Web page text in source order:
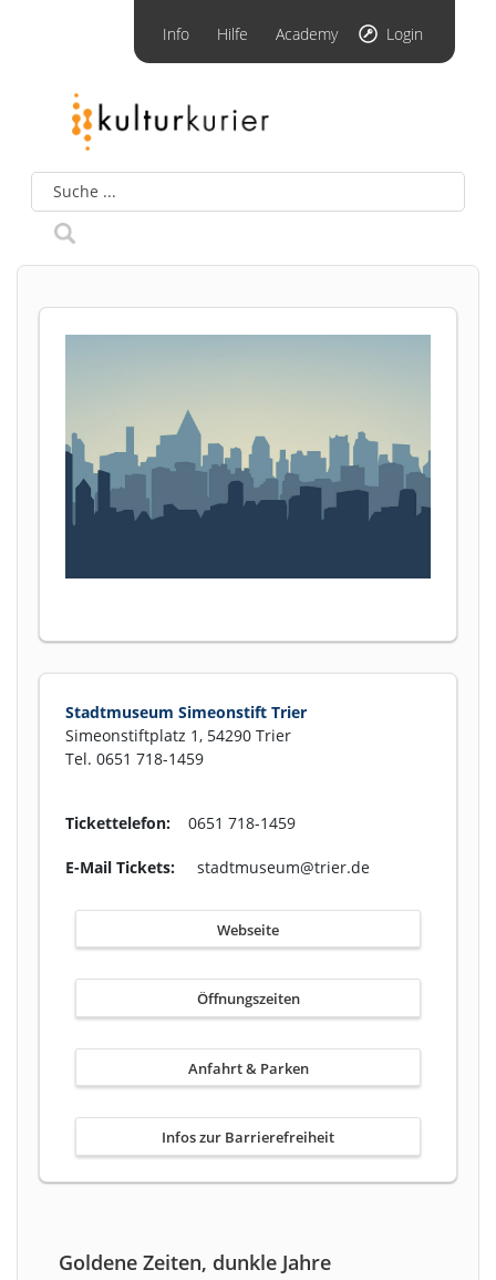
Info Hilfe Academy Login
Stadtmuseum Simeonstift Trier
Simeonstiftplatz 1, 54290 Trier
Tel. 0651 718-1459
Tickettelefon: 0651 718-1459
E-Mail Tickets: stadtmuseum@trier.de
Webseite
Öffnungszeiten
Anfahrt & Parken
Infos zur Barrierefreiheit
Goldene Zeiten, dunkle Jahre